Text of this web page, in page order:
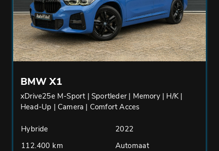
BMW X1
xDrive25e M-Sport | Sportleder | Memory | H/K |
Head-Up | Camera | Comfort Acces
Hybride
2022
112.400 km
Automaat